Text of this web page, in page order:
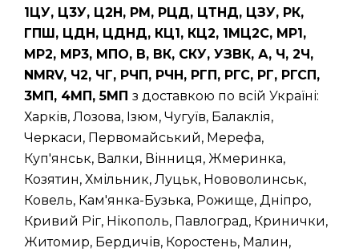
1ЦУ, Ц3У, Ц2Н, РМ, РЦД, ЦТНД, ЦЗУ, РК,
ГПШ, ЦДН, ЦДНД, КЦ1, КЦ2, 1МЦ2С, МР1,
МР2, МР3, МПО, В, ВК, СКУ, УЗВК, А, Ч, 2Ч,
NMRV, Ч2, ЧГ, РЧП, РЧН, РГП, РГС, РГ, РГСП,
3МП, 4МП, 5МП з доставкою по всій Україні:
Харків, Лозова, Ізюм, Чугуїв, Балаклія,
Черкаси, Первомайський, Мерефа,
Куп'янськ, Валки, Вінниця, Жмеринка,
Козятин, Хмільник, Луцьк, Нововолинськ,
Ковель, Кам'янка-Бузька, Рожище, Дніпро,
Кривий Ріг, Нікополь, Павлоград, Кринички,
Житомир, Бердичів, Коростень, Малин,